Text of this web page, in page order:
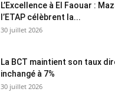
L’Excellence à El Faouar :
l’ETAP célèbrent la...
30 juillet 2026
La BCT maintient son taux
inchangé à 7%
30 juillet 2026